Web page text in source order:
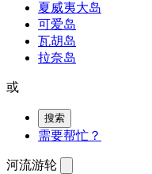
夏威夷大岛
可爱岛
瓦胡岛
拉奈岛
或
搜索
需要帮忙？
河流游轮